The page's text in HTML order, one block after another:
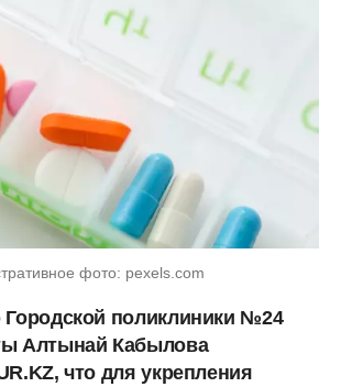
фото: pexels.com
Городской поликлиники №24
Алтынай Кабылова
что для укрепления